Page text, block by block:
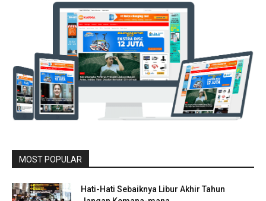
MOST POPULAR
Hati-Hati Sebaiknya Libur Akhir Tahun